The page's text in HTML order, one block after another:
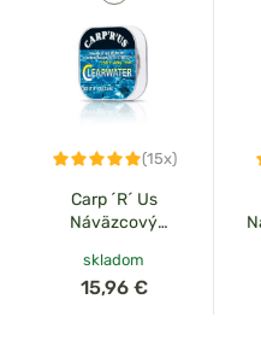
(15x)
Carp ´R´ Us
Náväzcový
Clearwater 20m
skladom
15,96 €